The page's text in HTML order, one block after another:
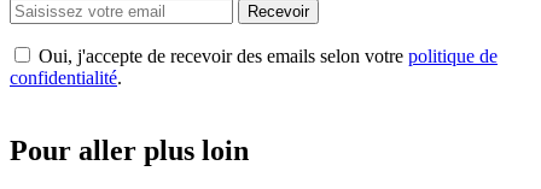
Recevoir
Oui, j'accepte de recevoir des emails selon votre politique de
confidentialité.
Pour aller plus loin